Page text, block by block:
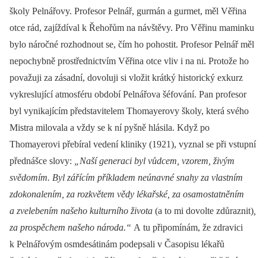
školy Pelnářovy. Profesor Pelnář, gurmán a gurmet, měl Věřina
otce rád, zajíždíval k Řehořům na návštěvy. Pro Věřinu maminku
bylo náročné rozhodnout se, čím ho pohostit. Profesor Pelnář měl
nepochybně prostřednictvím Věřina otce vliv i na ni. Protože ho
považuji za zásadní, dovoluji si vložit krátký historický exkurz
vykreslující atmosféru období Pelnářova šéfování. Pan profesor
byl vynikajícím představitelem Thomayerovy školy, která svého
Mistra milovala a vždy se k ní pyšně hlásila. Když po
Thomayerovi přebíral vedení kliniky (1921), vyznal se při vstupní
přednášce slovy:
„Naší generaci byl vůdcem, vzorem, živým
svědomím. Byl zářícím příkladem neúnavné snahy za vlastním
zdokonalením, za rozkvětem vědy lékařské, za osamostatněním
a zvelebením našeho kulturního života (a to mi dovolte zdůraznit)
za prospěchem našeho národa.“ A tu připomínám, že zdravici
k Pelnářovým osmdesátinám podepsali v Časopisu lékařů